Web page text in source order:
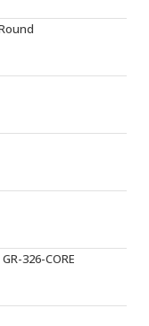
326-CORE